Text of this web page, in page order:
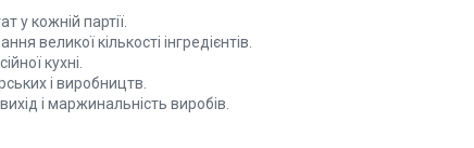
у кожній партії.
великої кількості інгредієнтів.
кухні.
і виробництв.
і маржинальність виробів.